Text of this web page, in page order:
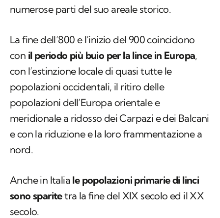
numerose parti del suo areale storico.
La fine dell’800 e l’inizio del 900 coincidono
con il periodo più buio per la lince in Europa,
con l’estinzione locale di quasi tutte le
popolazioni occidentali, il ritiro delle
popolazioni dell’Europa orientale e
meridionale a ridosso dei Carpazi e dei Balcani
e con la riduzione e la loro frammentazione a
nord.
Anche in Italia le popolazioni primarie di linci
sono sparitetra la fine del XIX secolo ed il XX
secolo.